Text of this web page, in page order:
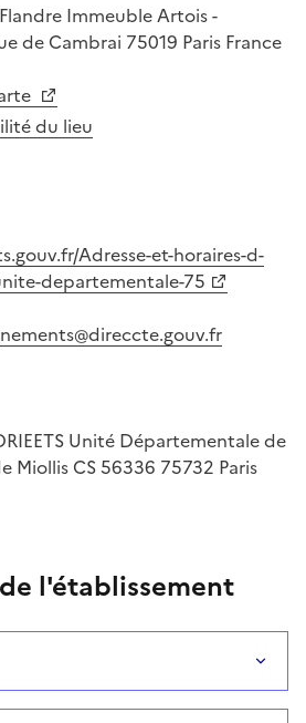
Immeuble Artois -
de Cambrai 75019 Paris France
du lieu
Adresse-et-horaires-d-
departementale-75
Unité Départementale de
Miollis CS 56336 75732 Paris
l'établissement